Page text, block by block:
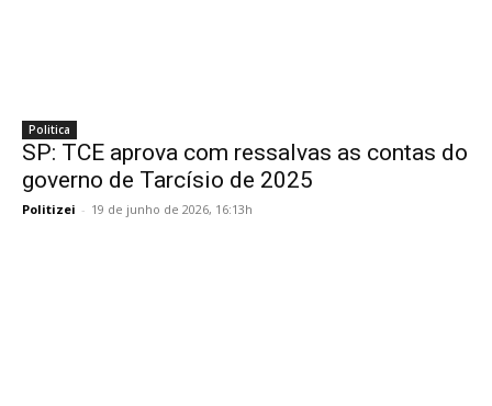
Politica
SP: TCE aprova com ressalvas as contas do
governo de Tarcísio de 2025
Politizei - 19 de junho de 2026, 16:13h